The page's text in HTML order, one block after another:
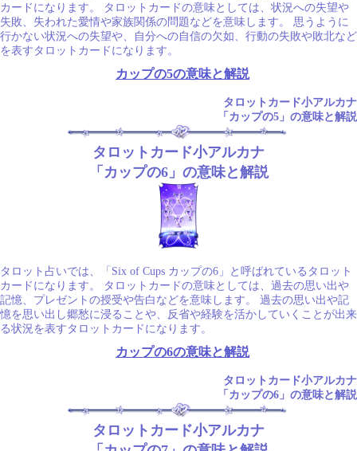
カードになります。 タロットカードの意味としては、状況への失望や
失敗、失われた愛情や家族関係の問題などを意味します。 思うように
行かない状況への失望や、自分への自信の欠如、行動の失敗や敗北など
を表すタロットカードになります。
カップの5の意味と解説
タロットカード小アルカナ
「カップの5」の意味と解説
タロットカード小アルカナ
「カップの6」の意味と解説
タロット占いでは、「Six of Cups カップの6」と呼ばれているタロット
カードになります。 タロットカードの意味としては、過去の思い出や
記憶、プレゼントの授受や告白などを意味します。 過去の思い出や記
憶を思い出し郷愁に浸ることや、反省や経験を活かしていくことが出来
る状況を表すタロットカードになります。
カップの6の意味と解説
タロットカード小アルカナ
「カップの6」の意味と解説
タロットカード小アルカナ